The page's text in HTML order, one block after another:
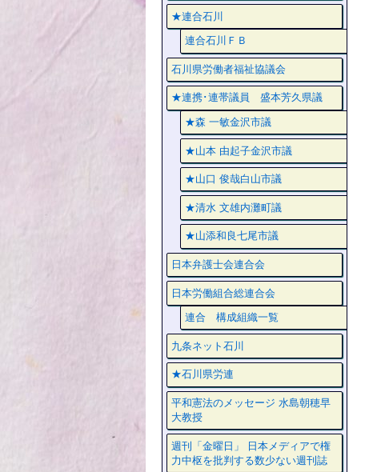
★連合石川
連合石川ＦＢ
石川県労働者福祉協議会
★連携･連帯議員 盛本芳久県議
★森 一敏金沢市議
★山本 由起子金沢市議
★山口 俊哉白山市議
★清水 文雄内灘町議
★山添和良七尾市議
日本弁護士会連合会
日本労働組合総連合会
連合 構成組織一覧
九条ネット石川
★石川県労連
平和憲法のメッセージ 水島朝穂早
大教授
週刊「金曜日」 日本メディアで権
力中枢を批判する数少ない週刊誌